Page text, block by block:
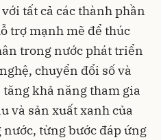
tất cả các thành phần
trợ mạnh mẽ để thúc
trong nước phát triển
chuyển đổi số và
tăng khả năng tham gia
và sản xuất xanh của
từng bước đáp ứng